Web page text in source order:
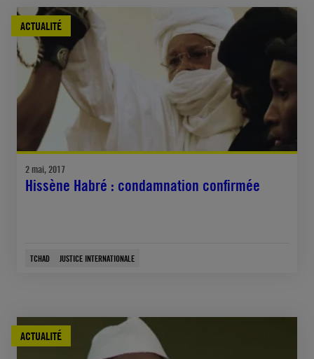
ACTUALITÉ
2 mai, 2017
Hissène Habré : condamnation confirmée
TCHAD JUSTICE INTERNATIONALE
ACTUALITÉ